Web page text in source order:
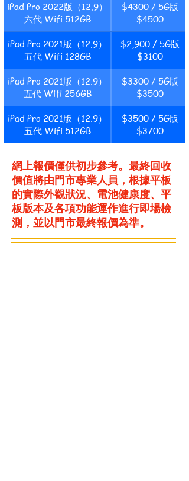
iPad Pro 2022版（12.9）
六代 Wifi 512GB
$4300 / 5G版
$4500
iPad Pro 2021版（12.9）
五代 Wifi 128GB
$2,900 / 5G版
$3100
iPad Pro 2021版（12.9）
五代 Wifi 256GB
$3300 / 5G版
$3500
iPad Pro 2021版（12.9）
五代 Wifi 512GB
$3500 / 5G版
$3700
網上報價僅供初步參考。最終回收
價值將由門市專業人員，根據平板
的實際外觀狀況、電池健康度、平
板版本及各項功能運作進行即場檢
測，並以門市最終報價為準。